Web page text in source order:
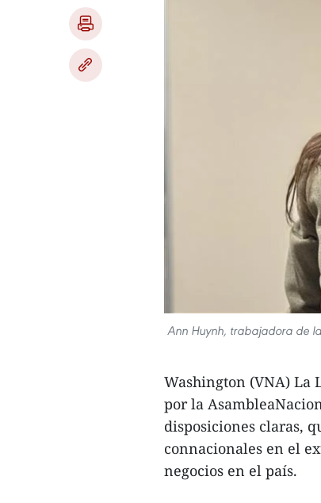
Ann Huynh, trabajadora de
Washington (VNA) La
por la
disposiciones claras,
connacionales en el
negocios en el país.